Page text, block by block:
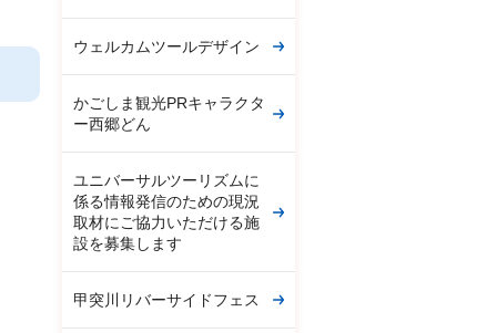
ウェルカムツールデザイン
かごしま観光PRキャラクタ
ー西郷どん
ユニバーサルツーリズムに
係る情報発信のための現況
取材にご協力いただける施
設を募集します
甲突川リバーサイドフェス